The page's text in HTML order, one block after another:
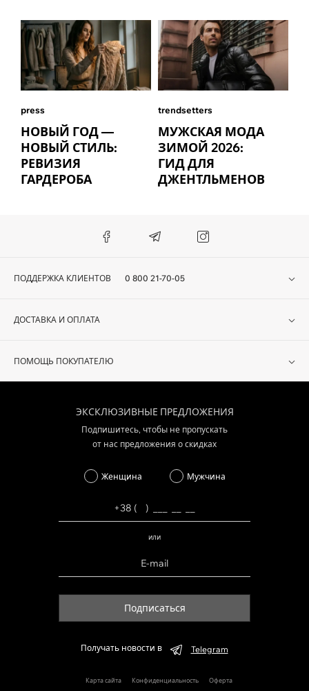
press
НОВЫЙ ГОД —
НОВЫЙ СТИЛЬ:
РЕВИЗИЯ
ГАРДЕРОБА
trendsetters
МУЖСКАЯ МОДА
ЗИМОЙ 2026:
ГИД ДЛЯ
ДЖЕНТЛЬМЕНОВ
ПОДДЕРЖКА КЛИЕНТОВ 0 800 21-70-05
ДОСТАВКА И ОПЛАТА
ПОМОЩЬ ПОКУПАТЕЛЮ
ЭКСКЛЮЗИВНЫЕ ПРЕДЛОЖЕНИЯ
Подпишитесь, чтобы не пропускать
от нас предложения о скидках
Женщина Мужчина
или
Подписаться
Получать новости в Telegram
Карта сайта Конфиденциальность
Оферта